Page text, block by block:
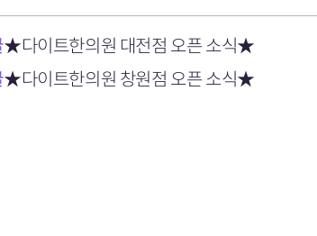
★다이트한의원 대전점 오픈 소식★
★다이트한의원 창원점 오픈 소식★